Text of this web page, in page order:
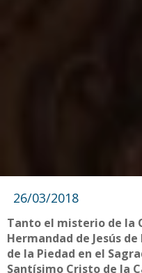
26/03/2018
Tanto el misterio de la
Hermandad de Jesús
de la Piedad en el
Santísimo Cristo de la